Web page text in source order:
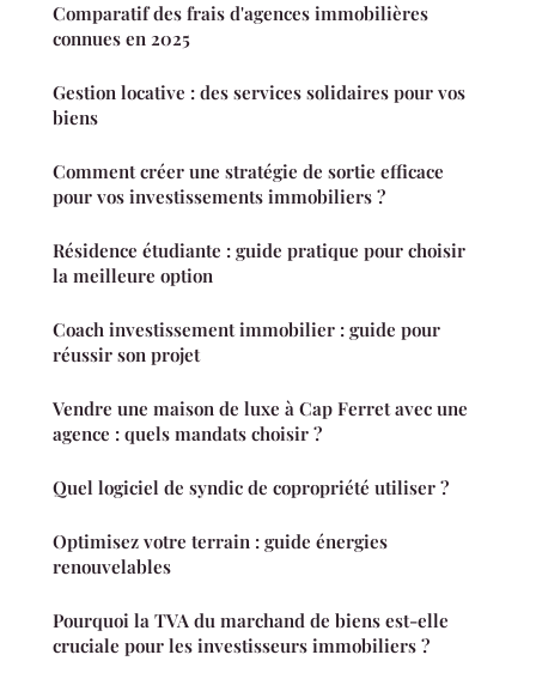
Comparatif des frais d'agences immobilières
connues en 2025
Gestion locative : des services solidaires pour vos
biens
Comment créer une stratégie de sortie efficace
pour vos investissements immobiliers ?
Résidence étudiante : guide pratique pour choisir
la meilleure option
Coach investissement immobilier : guide pour
réussir son projet
Vendre une maison de luxe à Cap Ferret avec une
agence : quels mandats choisir ?
Quel logiciel de syndic de copropriété utiliser ?
Optimisez votre terrain : guide énergies
renouvelables
Pourquoi la TVA du marchand de biens est-elle
cruciale pour les investisseurs immobiliers ?